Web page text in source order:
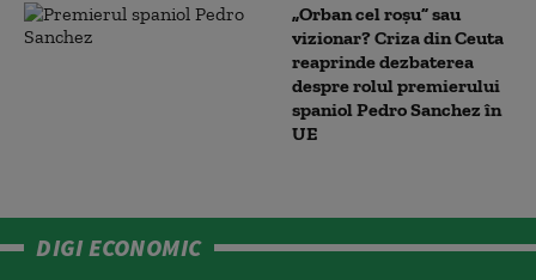
„Orban cel roșu” sau
vizionar? Criza din Ceuta
reaprinde dezbaterea
despre rolul premierului
spaniol Pedro Sanchez în
UE
DIGI ECONOMIC